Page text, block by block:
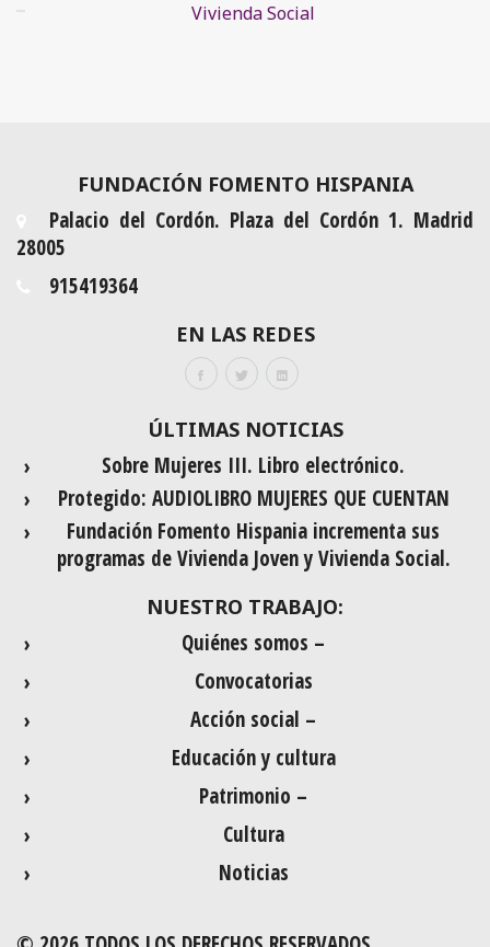
Vivienda Social
FUNDACIÓN FOMENTO HISPANIA
Palacio del Cordón. Plaza del Cordón 1. Madrid
28005
915419364
EN LAS REDES
ÚLTIMAS NOTICIAS
Sobre Mujeres III. Libro electrónico.
Protegido: AUDIOLIBRO MUJERES QUE CUENTAN
Fundación Fomento Hispania incrementa sus
programas de Vivienda Joven y Vivienda Social.
NUESTRO TRABAJO:
Quiénes somos –
Convocatorias
Acción social –
Educación y cultura
Patrimonio –
Cultura
Noticias